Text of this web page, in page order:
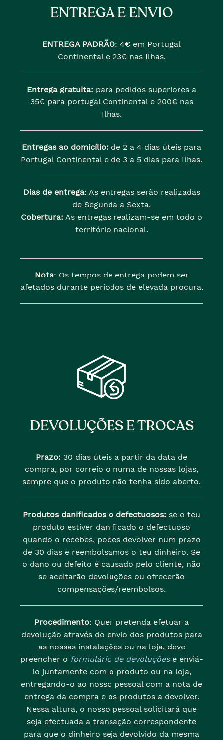
ENTREGA E ENVIO
ENTREGA PADRÃO: 4€ em Portugal
Continental e 23€ nas Ilhas.
Entrega gratuita: para pedidos superiores a
35€ para portugal Continental e 200€ nas
Ilhas.
Entregas ao domicílio: de 2 a 4 dias úteis para
Portugal Continental e de 3 a 5 dias para Ilhas.
Dias de entrega: As entregas serão realizadas
de Segunda a Sexta.
Cobertura: As entregas realizam-se em todo o
território nacional.
Nota: Os tempos de entrega podem ser
afetados durante periodos de elevada procura.
DEVOLUÇÕES E TROCAS
Prazo: 30 dias úteis a partir da data de
compra, por correio o numa de nossas lojas,
sempre que o produto não tenha sido aberto.
Produtos danificados o defectuosos: se o teu
produto estiver danificado o defectuoso
quando o recebes, podes devolver num prazo
de 30 dias e reembolsamos o teu dinheiro. Se
o dano ou defeito é causado pelo cliente, não
se aceitarão devoluções ou ofrecerão
compensações/reembolsos.
Procedimento: Quer pretenda efetuar a
devolução através do envio dos produtos para
as nossas instalações ou na loja, deve
preencher o formulário de devoluçõese enviá-
lo juntamente com o produto ou na loja,
entregando-o ao nosso pessoal com a nota de
entrega da compra e os produtos a devolver.
Nessa altura, o nosso pessoal solicitará que
seja efectuada a transação correspondente
para que o dinheiro seja devolvido da mesma